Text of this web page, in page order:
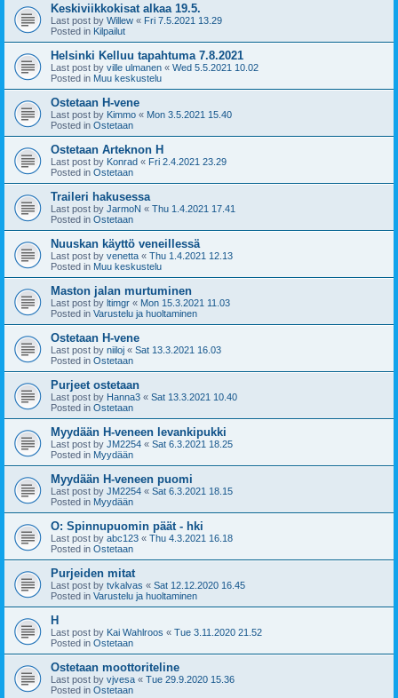
Keskiviikkokisat alkaa 19.5.
Last post by Willew « Fri 7.5.2021 13.29
Posted in Kilpailut
Helsinki Kelluu tapahtuma 7.8.2021
Last post by ville ulmanen « Wed 5.5.2021 10.02
Posted in Muu keskustelu
Ostetaan H-vene
Last post by Kimmo « Mon 3.5.2021 15.40
Posted in Ostetaan
Ostetaan Arteknon H
Last post by Konrad « Fri 2.4.2021 23.29
Posted in Ostetaan
Traileri hakusessa
Last post by JarmoN « Thu 1.4.2021 17.41
Posted in Ostetaan
Nuuskan käyttö veneillessä
Last post by venetta « Thu 1.4.2021 12.13
Posted in Muu keskustelu
Maston jalan murtuminen
Last post by ltimgr « Mon 15.3.2021 11.03
Posted in Varustelu ja huoltaminen
Ostetaan H-vene
Last post by niiloj « Sat 13.3.2021 16.03
Posted in Ostetaan
Purjeet ostetaan
Last post by Hanna3 « Sat 13.3.2021 10.40
Posted in Ostetaan
Myydään H-veneen levankipukki
Last post by JM2254 « Sat 6.3.2021 18.25
Posted in Myydään
Myydään H-veneen puomi
Last post by JM2254 « Sat 6.3.2021 18.15
Posted in Myydään
O: Spinnupuomin päät - hki
Last post by abc123 « Thu 4.3.2021 16.18
Posted in Ostetaan
Purjeiden mitat
Last post by tvkalvas « Sat 12.12.2020 16.45
Posted in Varustelu ja huoltaminen
H
Last post by Kai Wahlroos « Tue 3.11.2020 21.52
Posted in Ostetaan
Ostetaan moottoriteline
Last post by vjvesa « Tue 29.9.2020 15.36
Posted in Ostetaan